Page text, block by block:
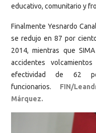
educativo, comunitario y
Finalmente Yesnardo
se redujo en 87 por
2014, mientras que
accidentes
efectividad de 62
funcionarios. FIN/
Márquez.